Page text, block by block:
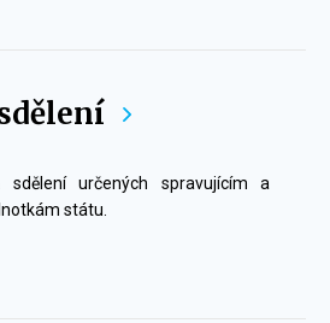
sdělení určených spravujícím a
státu.